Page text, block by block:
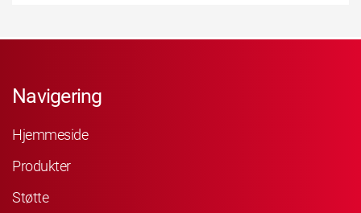
Navigering
Hjemmeside
Produkter
Støtte